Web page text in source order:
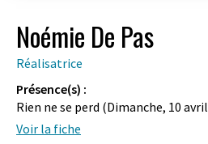
Noémie De Pas
Réalisatrice
Présence(s) :
Rien ne se perd (Dimanche, 10 avril
Voir la fiche